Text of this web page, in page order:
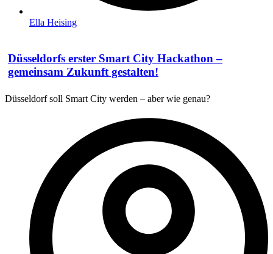
Ella Heising
Düsseldorfs erster Smart City Hackathon –
gemeinsam Zukunft gestalten!
Düsseldorf soll Smart City werden – aber wie genau?